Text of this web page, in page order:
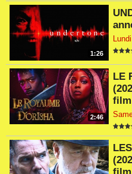
1:26
2:46
LE
film